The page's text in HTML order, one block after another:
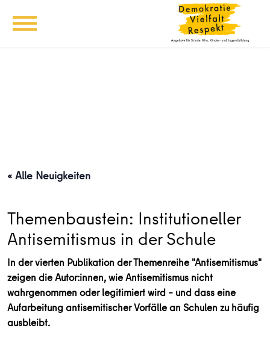
« Alle Neuigkeiten
Themenbaustein: Institutioneller
Antisemitismus in der Schule
In der vierten Publikation der Themenreihe "Antisemitismus"
zeigen die Autor:innen, wie Antisemitismus nicht
wahrgenommen oder legitimiert wird – und dass eine
Aufarbeitung antisemitischer Vorfälle an Schulen zu häufig
ausbleibt.